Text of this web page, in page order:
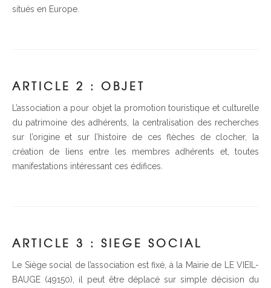
situés en Europe.
ARTICLE 2 : OBJET
L’association a pour objet la promotion touristique et culturelle
du patrimoine des adhérents, la centralisation des recherches
sur l’origine et sur l’histoire de ces flèches de clocher, la
création de liens entre les membres adhérents et, toutes
manifestations intéressant ces édifices.
ARTICLE 3 : SIEGE SOCIAL
Le Siège social de l’association est fixé, à la Mairie de LE VIEIL-
BAUGE (49150), il peut être déplacé sur simple décision du